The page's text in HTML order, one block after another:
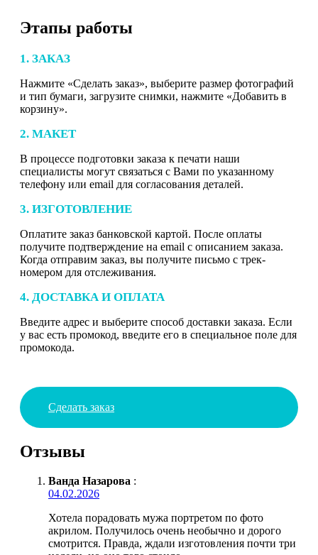
Этапы работы
1. ЗАКАЗ
Нажмите «Сделать заказ», выберите размер фотографий
и тип бумаги, загрузите снимки, нажмите «Добавить в
корзину».
2. МАКЕТ
В процессе подготовки заказа к печати наши
специалисты могут связаться с Вами по указанному
телефону или email для согласования деталей.
3. ИЗГОТОВЛЕНИЕ
Оплатите заказ банковской картой. После оплаты
получите подтверждение на email с описанием заказа.
Когда отправим заказ, вы получите письмо с трек-
номером для отслеживания.
4. ДОСТАВКА И ОПЛАТА
Введите адрес и выберите способ доставки заказа. Если
у вас есть промокод, введите его в специальное поле для
промокода.
Сделать заказ
Отзывы
Ванда Назарова :
04.02.2026
Хотела порадовать мужа портретом по фото
акрилом. Получилось очень необычно и дорого
смотрится. Правда, ждали изготовления почти три